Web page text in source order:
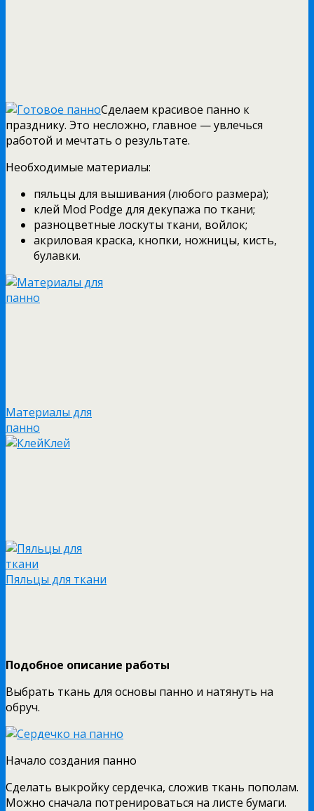
Сделаем красивое панно к
празднику. Это несложно, главное — увлечься
работой и мечтать о результате.
Необходимые материалы:
пяльцы для вышивания (любого размера);
клей Mod Podge для декупажа по ткани;
разноцветные лоскуты ткани, войлок;
акриловая краска, кнопки, ножницы, кисть,
булавки.
Материалы для
панно
Клей
Пяльцы для ткани
Подобное описание работы
Выбрать ткань для основы панно и натянуть на
обруч.
Начало создания панно
Сделать выкройку сердечка, сложив ткань пополам.
Можно сначала потренироваться на листе бумаги.